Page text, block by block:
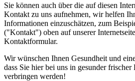
Sie können auch über die auf diesen
Kontakt zu uns aufnehmen, wir helfen
Informationen einzuschätzen, zum
("Kontakt") oben auf unserer
Kontaktformular.
Wir wünschen Ihnen Gesundheit und
dass Sie hier bei uns in gesunder
verbringen werden!